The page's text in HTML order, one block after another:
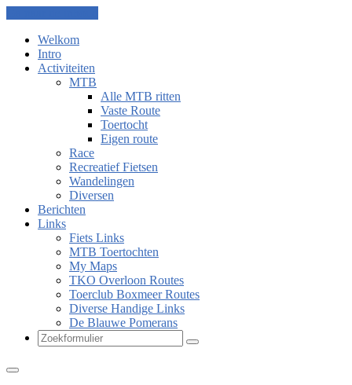
Welkom
Intro
Activiteiten
MTB
Alle MTB ritten
Vaste Route
Toertocht
Eigen route
Race
Recreatief Fietsen
Wandelingen
Diversen
Berichten
Links
Fiets Links
MTB Toertochten
My Maps
TKO Overloon Routes
Toerclub Boxmeer Routes
Diverse Handige Links
De Blauwe Pomerans
Zoeken